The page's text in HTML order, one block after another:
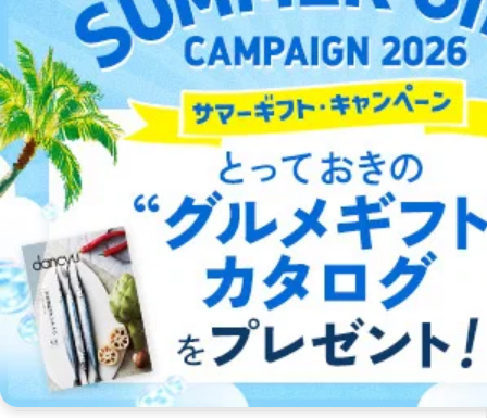
最新号～バックナンバーまで7000冊以上の雑誌（電子書
籍）が無料で読み放題！
タダ読みサービスを楽しもう。
DOWNLOAD FOR IOS DOWNLOAD FOR ANDROID
ご利用方法はこちら
カテゴリ一覧
女性ファッション 雑誌
メンズファッション 雑誌